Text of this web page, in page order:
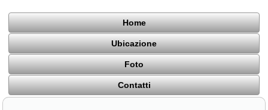
Home
Ubicazione
Foto
Contatti